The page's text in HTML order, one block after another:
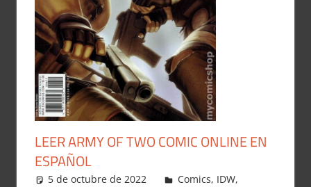
LEER ARMY OF TWO COMIC ONLINE EN
ESPAÑOL
5 de octubre de 2022 Carlitox Banana
Comics, IDW,